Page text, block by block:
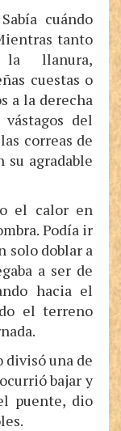
cuándo
tanto
la llanura,
cuestas o
a la derecha
del
correas de
agradable
el calor en
Podía ir
solo doblar a
a ser de
hacia el
el terreno
una de
bajar y
puente, dio